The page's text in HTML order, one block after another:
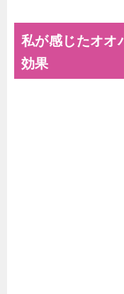
私が感じたオオ
効果